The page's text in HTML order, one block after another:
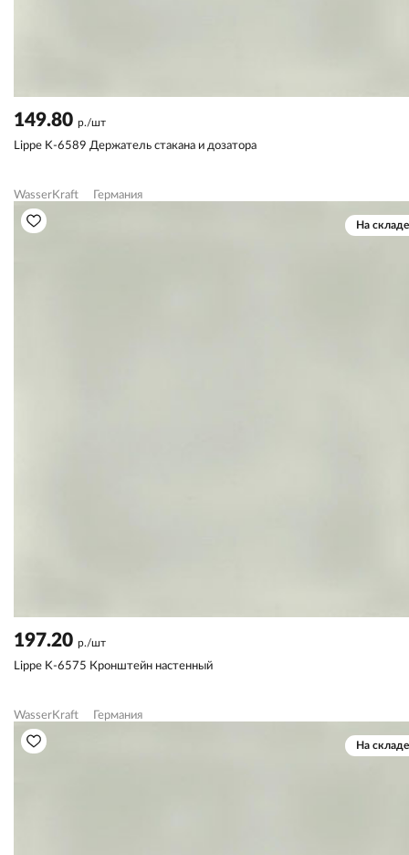
149.80 р./шт
Lippe K-6589 Держатель стакана и дозатора
WasserKraft Германия
На складе
197.20 р./шт
Lippe K-6575 Кронштейн настенный
WasserKraft Германия
На складе